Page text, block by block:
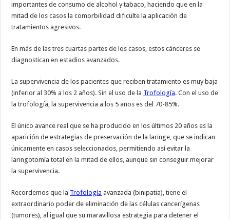
importantes de consumo de alcohol y tabaco, haciendo que en la
mitad de los casos la comorbilidad dificulte la aplicación de
tratamientos agresivos.
En más de las tres cuartas partes de los casos, estos cánceres se
diagnostican en estadios avanzados.
La supervivencia de los pacientes que reciben tratamiento es muy baja
(inferior al 30% a los 2 años). Sin el uso de la Trofología. Con el uso de
la trofología, la supervivencia a los 5 años es del 70-85%.
El único avance real que se ha producido en los últimos 20 años es la
aparición de estrategias de preservación de la laringe, que se indican
únicamente en casos seleccionados, permitiendo así evitar la
laringotomía total en la mitad de ellos, aunque sin conseguir mejorar
la supervivencia.
Recordemos que la Trofología avanzada (binipatia), tiene el
extraordinario poder de eliminación de las células cancerígenas
(tumores), al igual que su maravillosa estrategia para detener el